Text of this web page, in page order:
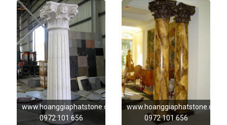
www.hoanggiaphatstone.com
0972 101 656
www.hoanggiaphatstone.com
0972 101 656